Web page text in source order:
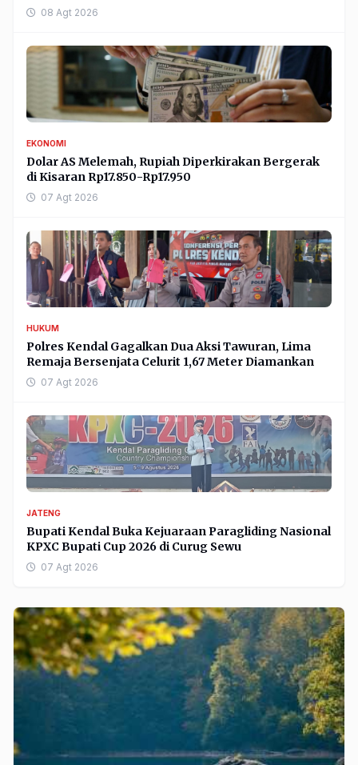
08 Agt 2026
EKONOMI
Dolar AS Melemah, Rupiah Diperkirakan Bergerak
di Kisaran Rp17.850-Rp17.950
07 Agt 2026
HUKUM
Polres Kendal Gagalkan Dua Aksi Tawuran, Lima
Remaja Bersenjata Celurit 1,67 Meter Diamankan
07 Agt 2026
JATENG
Bupati Kendal Buka Kejuaraan Paragliding Nasional
KPXC Bupati Cup 2026 di Curug Sewu
07 Agt 2026